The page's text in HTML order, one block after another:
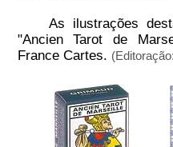
As ilustrações desta
"Ancien Tarot de
France Cartes. (Editoração: